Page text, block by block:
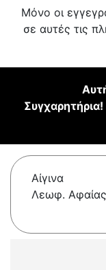
Μόνο οι
σε αυτές τις
Συγχαρητήρια!
Αίγινα
Λεωφ. Αφαίας